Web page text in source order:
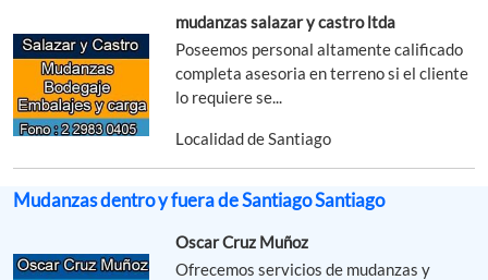
mudanzas salazar y castro ltda
Poseemos personal altamente calificado
completa asesoria en terreno si el cliente
lo requiere se...
Localidad de Santiago
Mudanzas dentro y fuera de Santiago Santiago
Oscar Cruz Muñoz
Ofrecemos servicios de mudanzas y